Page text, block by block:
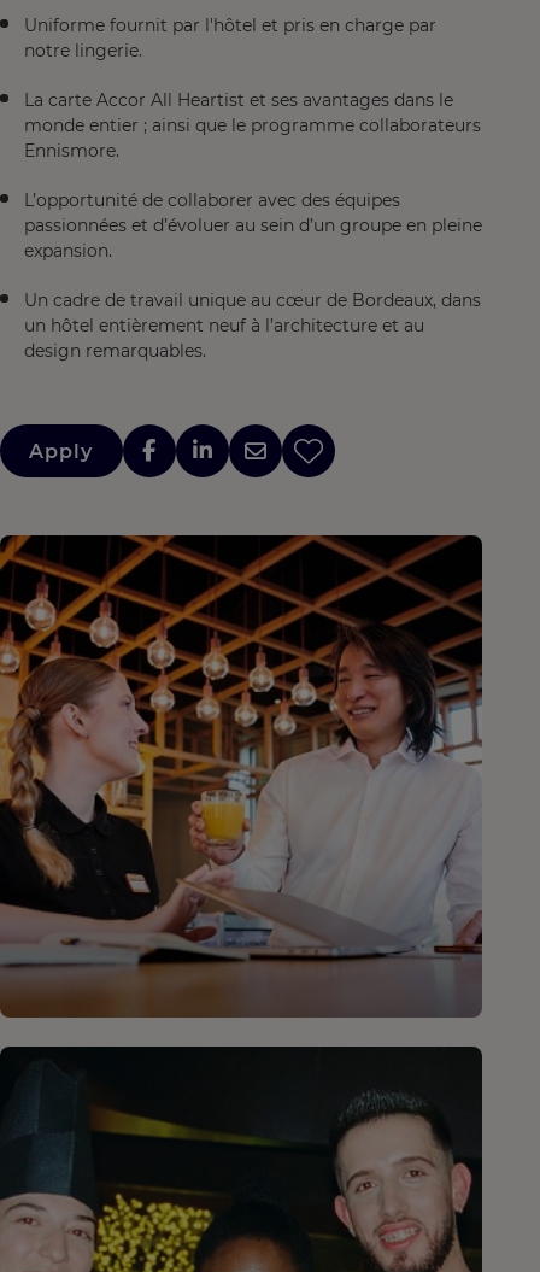
Uniforme fournit par l'hôtel et pris en charge par
notre lingerie.
La carte Accor All Heartist et ses avantages dans le
monde entier ; ainsi que le programme collaborateurs
Ennismore.
L’opportunité de collaborer avec des équipes
passionnées et d’évoluer au sein d’un groupe en pleine
expansion.
Un cadre de travail unique au cœur de Bordeaux, dans
un hôtel entièrement neuf à l’architecture et au
design remarquables.
Apply